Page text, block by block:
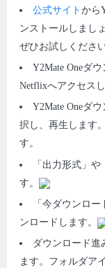
公式サイト から
ンストールしまし
ぜひお試しください
Y2Mate Oneダ
Netflixへアクセス
Y2Mate Oneダ
択し、再生します
す。
「出力形式」
す。
「今ダウンロ
ンロードします。
ダウンロード進
ます。フォルダア